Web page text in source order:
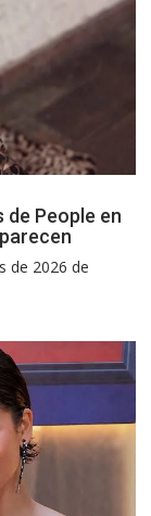
de People en
de 2026 de